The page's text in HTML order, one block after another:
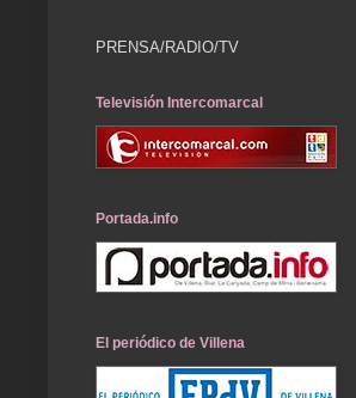
PRENSA/RADIO/TV
Televisión Intercomarcal
Portada.info
El periódico de Villena